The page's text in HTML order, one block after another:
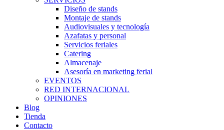
Diseño de stands
Montaje de stands
Audiovisuales y tecnología
Azafatas y personal
Servicios feriales
Catering
Almacenaje
Asesoría en marketing ferial
EVENTOS
RED INTERNACIONAL
OPINIONES
Blog
Tienda
Contacto